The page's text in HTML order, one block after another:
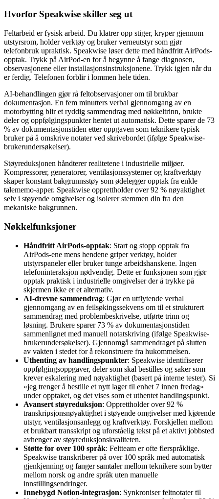
Hvorfor Speakwise skiller seg ut
Feltarbeid er fysisk arbeid. Du klatrer opp stiger, kryper gjennom
utstyrsrom, holder verktøy og bruker verneutstyr som gjør
telefonbruk upraktisk. Speakwise løser dette med håndfritt AirPods-
opptak. Trykk på AirPod-en for å begynne å fange diagnosen,
observasjonene eller installasjonsinstruksjonene. Trykk igjen når du
er ferdig. Telefonen forblir i lommen hele tiden.
AI-behandlingen gjør rå feltobservasjoner om til brukbar
dokumentasjon. En fem minutters verbal gjennomgang av en
motorbytting blir et ryddig sammendrag med nøkkeltrinn, brukte
deler og oppfølgingspunkter hentet ut automatisk. Dette sparer de 73
% av dokumentasjonstiden etter oppgaven som teknikere typisk
bruker på å omskrive notater ved skrivebordet (ifølge Speakwise-
brukerundersøkelser).
Støyreduksjonen håndterer realitetene i industrielle miljøer.
Kompressorer, generatorer, ventilasjonssystemer og kraftverktøy
skaper konstant bakgrunnsstøy som ødelegger opptak fra enkle
talememo-apper. Speakwise opprettholder over 92 % nøyaktighet
selv i støyende omgivelser og isolerer stemmen din fra den
mekaniske bakgrunnen.
Nøkkelfunksjoner
Håndfritt AirPods-opptak: Start og stopp opptak fra
AirPods-ene mens hendene griper verktøy, holder
utstyrspaneler eller bruker tunge arbeidshanskene. Ingen
telefoninteraksjon nødvendig. Dette er funksjonen som gjør
opptak praktisk i industrielle omgivelser der å trykke på
skjermen ikke er et alternativ.
AI-drevne sammendrag: Gjør en utflytende verbal
gjennomgang av en feilsøkingssekvens om til et strukturert
sammendrag med problembeskrivelse, utførte trinn og
løsning. Brukere sparer 73 % av dokumentasjonstiden
sammenlignet med manuell notatskriving (ifølge Speakwise-
brukerundersøkelser). Gjennomgå sammendraget på slutten
av vakten i stedet for å rekonstruere fra hukommelsen.
Uthenting av handlingspunkter: Speakwise identifiserer
oppfølgingsoppgaver, deler som skal bestilles og saker som
krever eskalering med nøyaktighet (basert på interne tester). Si
«jeg trenger å bestille et nytt lager til enhet 7 innen fredag»
under opptaket, og det vises som et uthentet handlingspunkt.
Avansert støyreduksjon: Opprettholder over 92 %
transkripsjonsnøyaktighet i støyende omgivelser med kjørende
utstyr, ventilasjonsanlegg og kraftverktøy. Forskjellen mellom
et brukbart transskript og uforståelig tekst på et aktivt jobbsted
avhenger av støyreduksjonskvaliteten.
Støtte for over 100 språk: Feltteam er ofte flerspråklige.
Speakwise transkriberer på over 100 språk med automatisk
gjenkjenning og fanger samtaler mellom teknikere som bytter
mellom norsk og andre språk uten manuelle
innstillingsendringer.
Innebygd Notion-integrasjon: Synkroniser feltnotater til